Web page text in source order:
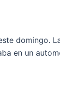
domingo.
en un